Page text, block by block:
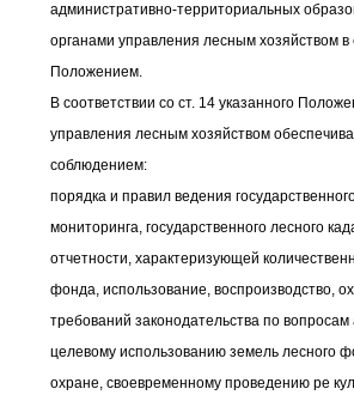
административно-территориальных
органами управления лесным хозяйством в
Положением.
В соответствии со ст. 14 указанного
управления лесным хозяйством
соблюдением:
порядка и правил ведения
мониторинга, государственного лесного
отчетности, характеризующей
фонда, использование, воспроизводство,
требований законодательства по
целевому использованию земель лесного
охране, своевременному проведению ре